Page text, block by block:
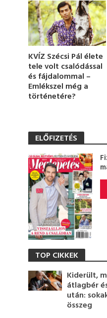
KVÍZ Szécsi Pál élete
tele volt csalódással
és fájdalommal –
Emlékszel még a
történetére?
ELŐFIZETÉS
TOP CIKKEK
Kiderült,
átlagbér
után:
összeg